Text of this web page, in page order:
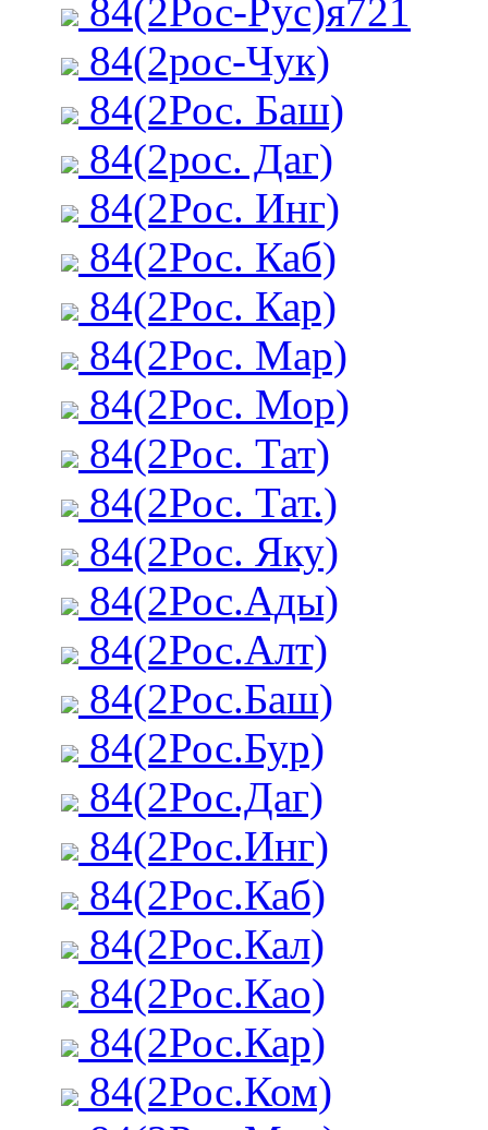
84(2Рос-Рус)я721
84(2рос-Чук)
84(2Рос. Баш)
84(2рос. Даг)
84(2Рос. Инг)
84(2Рос. Каб)
84(2Рос. Кар)
84(2Рос. Мар)
84(2Рос. Мор)
84(2Рос. Тат)
84(2Рос. Тат.)
84(2Рос. Яку)
84(2Рос.Ады)
84(2Рос.Алт)
84(2Рос.Баш)
84(2Рос.Бур)
84(2Рос.Даг)
84(2Рос.Инг)
84(2Рос.Каб)
84(2Рос.Кал)
84(2Рос.Као)
84(2Рос.Кар)
84(2Рос.Ком)